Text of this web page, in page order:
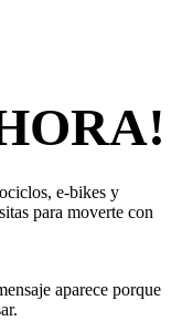
e-bikes y
para moverte con
aparece porque